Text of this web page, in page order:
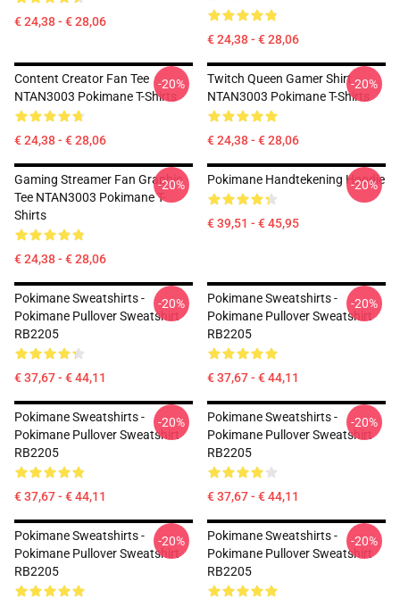
€ 24,38 - € 28,06
€ 24,38 - € 28,06
Content Creator Fan Tee
NTAN3003 Pokimane T-Shirts
€ 24,38 - € 28,06
-20%
Twitch Queen Gamer Shirt
NTAN3003 Pokimane T-Shirts
€ 24,38 - € 28,06
-20%
Gaming Streamer Fan Graphic
Tee NTAN3003 Pokimane T-
Shirts
€ 24,38 - € 28,06
-20% Pokimane Handtekening Hoodie
€ 39,51 - € 45,95
-20%
Pokimane Sweatshirts -
Pokimane Pullover Sweatshirt
RB2205
€ 37,67 - € 44,11
-20%
Pokimane Sweatshirts -
Pokimane Pullover Sweatshirt
RB2205
€ 37,67 - € 44,11
-20%
Pokimane Sweatshirts -
Pokimane Pullover Sweatshirt
RB2205
€ 37,67 - € 44,11
-20%
Pokimane Sweatshirts -
Pokimane Pullover Sweatshirt
RB2205
€ 37,67 - € 44,11
-20%
Pokimane Sweatshirts -
Pokimane Pullover Sweatshirt
RB2205
-20%
Pokimane Sweatshirts -
Pokimane Pullover Sweatshirt
RB2205
-20%